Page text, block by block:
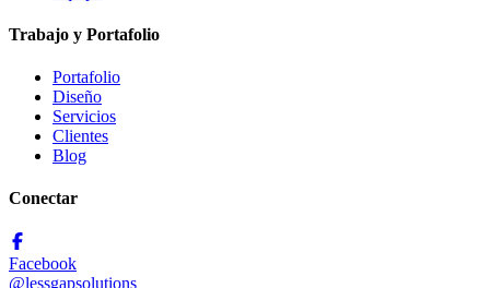
Trabajo y Portafolio
Portafolio
Diseño
Servicios
Clientes
Blog
Conectar
Facebook
@lessgapsolutions